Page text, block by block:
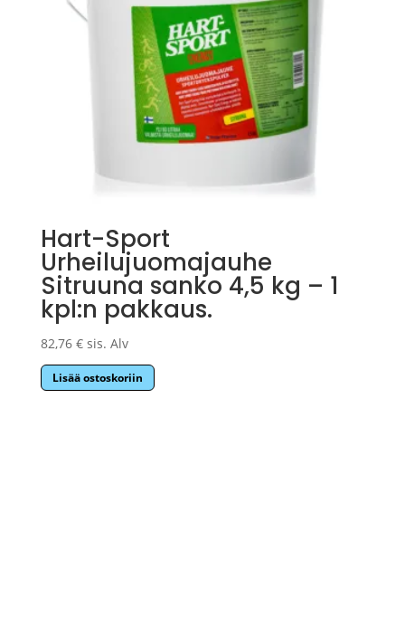
Hart-Sport
Urheilujuomajauhe
Sitruuna sanko 4,5 kg – 1
kpl:n pakkaus.
82,76 € sis. Alv
Lisää ostoskoriin